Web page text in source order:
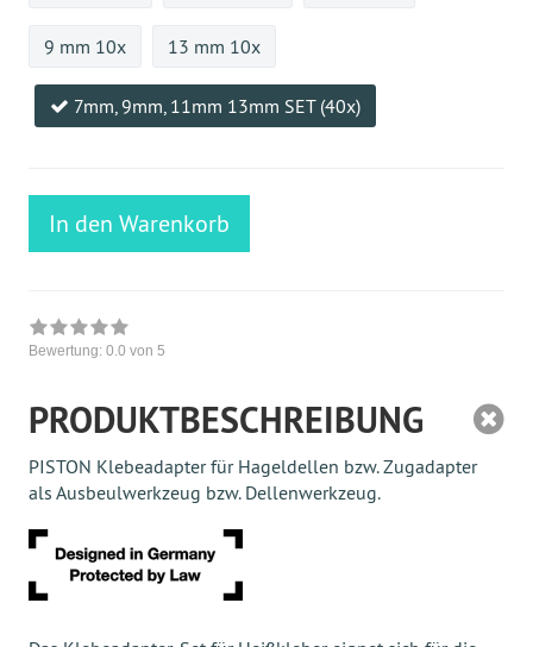
9 mm 10x 13 mm 10x
7mm, 9mm, 11mm 13mm SET (40x)
In den Warenkorb
Bewertung: 0.0 von 5
PRODUKTBESCHREIBUNG
PISTON Klebeadapter für Hageldellen bzw. Zugadapter
als Ausbeulwerkzeug bzw. Dellenwerkzeug.